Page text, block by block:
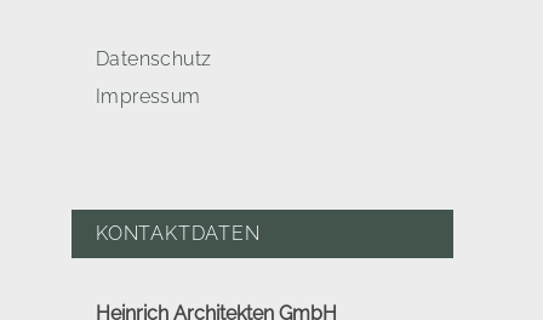
Datenschutz
Impressum
KONTAKTDATEN
Heinrich Architekten GmbH